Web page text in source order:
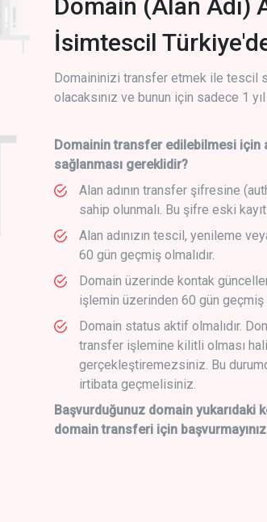
Domain (Alan Adı)
İsimtescil
Domaininizi transfer etmek ile tescil
olacaksınız ve bunun için sadece 1
Domainin transfer edilebilmesi için
sağlanması gereklidir?
Alan adının transfer şifresine
sahip olunmalı. Bu şifre eski
Alan adınızın tescil, yenileme
60 gün geçmiş olmalıdır.
Domain üzerinde kontak
işlemin üzerinden 60 gün geçmiş
Domain status aktif olmalıdır.
transfer işlemine kilitli olması
gerçekleştiremezsiniz. Bu
irtibata geçmelisiniz.
Başvurduğunuz domain yukarıdaki
domain transferi için